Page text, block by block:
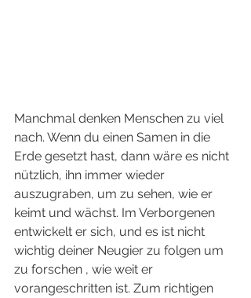
Manchmal denken Menschen zu viel
nach. Wenn du einen Samen in die
Erde gesetzt hast, dann wäre es nicht
nützlich, ihn immer wieder
auszugraben, um zu sehen, wie er
keimt und wächst. Im Verborgenen
entwickelt er sich, und es ist nicht
wichtig deiner Neugier zu folgen um
zu forschen , wie weit er
vorangeschritten ist. Zum richtigen